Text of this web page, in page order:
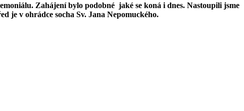
Zahájení bylo podobné jaké se koná i dnes. Nastoupili jsme
je v ohrádce socha Sv. Jana Nepomuckého.